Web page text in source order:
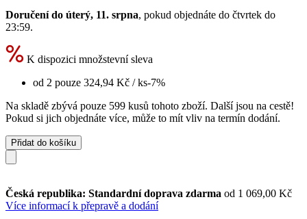
Doručení do úterý, 11. srpna, pokud objednáte do čtvrtek do
23:59.
K dispozici množstevní sleva
od 2 pouze 324,94 Kč / ks-7%
Na skladě zbývá pouze 599 kusů tohoto zboží. Další jsou na cestě!
Pokud si jich objednáte více, může to mít vliv na termín dodání.
Přidat do košíku
Česká republika: Standardní doprava zdarma od 1 069,00 Kč
Více informací k přepravě a dodání